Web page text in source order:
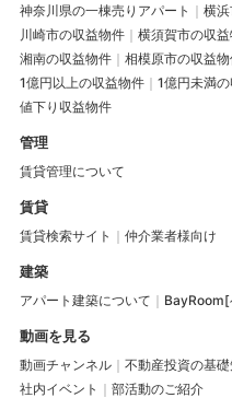
神奈川県の一棟売りアパート
横浜
川崎市の収益物件
横須賀市の収
湘南の収益物件
相模原市の収益
1億円以上の収益物件
1億円未満
値下り収益物件
管理
賃貸管理について
賃貸
賃貸検索サイト 仲介業者様向け
建築
アパート建築について BayRoom[
動画を見る
動画チャンネル 不動産投資の基礎
社内イベント
部活動のご紹介